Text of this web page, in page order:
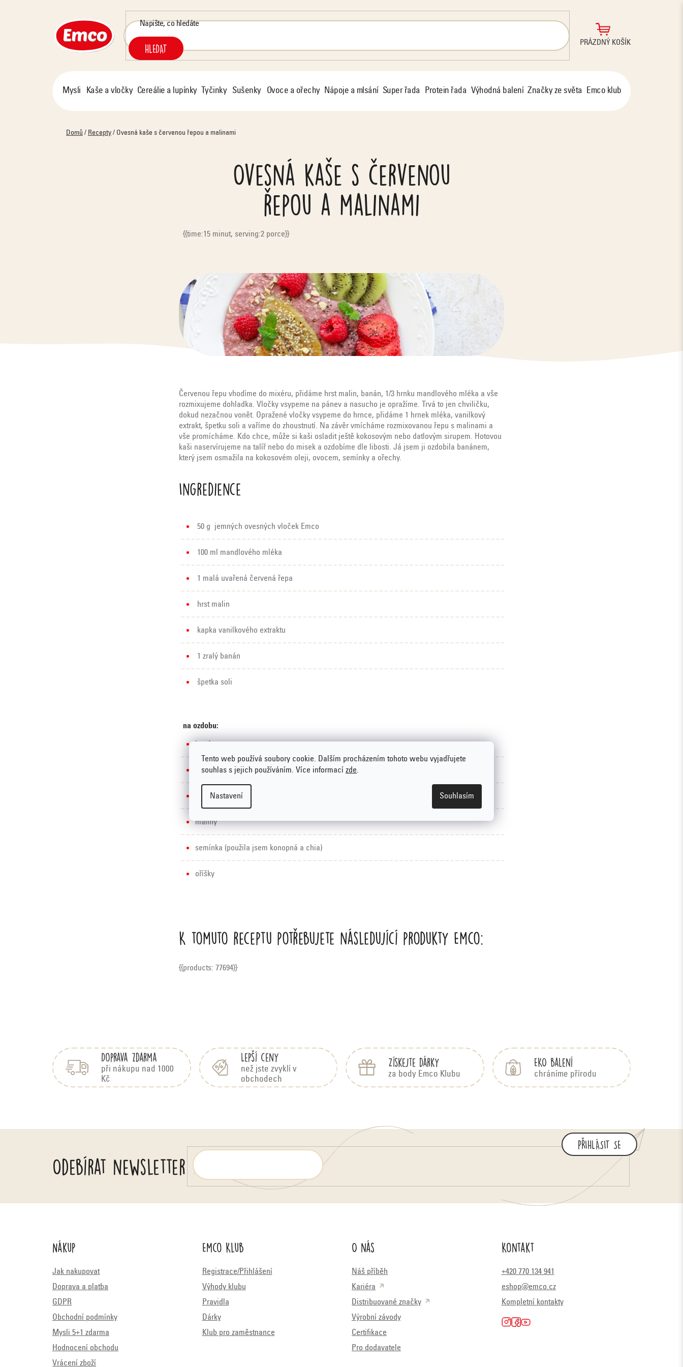
Tento web používá soubory cookie. Dalším procházením tohoto webu vyjadřujete
souhlas s jejich používáním. Více informací zde.
Nastavení Souhlasím
HLEDAT
NÁKUPNÍ
PRÁZDNÝ KOŠÍK
Mysli Kaše a vločky Cereálie a lupínky Tyčinky Sušenky Ovoce a ořechy Nápoje a mlsání Super řada Protein řada Výhodná balení Značky ze světa Emco klub
Domů / Recepty / Ovesná kaše s červenou řepou a malinami
Ovesná kaše s červenou
řepou a malinami
{{time:15 minut, serving:2 porce}}
Červenou řepu vhodíme do mixéru, přidáme hrst malin, banán, 1/3 hrnku mandlového mléka a vše
rozmixujeme dohladka. Vločky vsypeme na pánev a nasucho je opražíme. Trvá to jen chviličku,
dokud nezačnou vonět. Opražené vločky vsypeme do hrnce, přidáme 1 hrnek mléka, vanilkový
extrakt, špetku soli a vaříme do zhoustnutí. Na závěr vmícháme rozmixovanou řepu s malinami a
vše promícháme. Kdo chce, může si kaši osladit ještě kokosovým nebo datlovým sirupem. Hotovou
kaši naservírujeme na talíř nebo do misek a ozdobíme dle libosti. Já jsem ji ozdobila banánem,
který jsem osmažila na kokosovém oleji, ovocem, semínky a ořechy.
Ingredience
50 g jemných ovesných vloček Emco
100 ml mandlového mléka
1 malá uvařená červená řepa
hrst malin
kapka vanilkového extraktu
1 zralý banán
špetka soli
na ozdobu:
jahody
maliny
semínka (použila jsem konopná a chia)
oříšky
K tomuto receptu potřebujete následující produkty Emco:
{{products: 77694}}
Doprava zdarma
při nákupu nad 1000
Kč
Lepší ceny
než jste zvyklí v
obchodech
Získejte dárky
za body Emco Klubu
EKO balení
chráníme přírodu
Odebírat newsletter
PŘIHLÁSIT SE
Nákup
Jak nakupovat
Doprava a platba
GDPR
Obchodní podmínky
Mysli 5+1 zdarma
Hodnocení obchodu
Vrácení zboží
Emco Klub
Registrace/Přihlášení
Výhody klubu
Pravidla
Dárky
Klub pro zaměstnance
O nás
Náš příběh
Kariéra
Distribuované značky
Výrobní závody
Certifikace
Pro dodavatele
Kontakt
+420 770 134 941
eshop@emco.cz
Kompletní kontakty